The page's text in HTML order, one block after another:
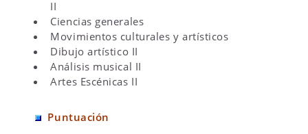
II
Ciencias generales
Movimientos culturales y artísticos
Dibujo artístico II
Análisis musical II
Artes Escénicas II
Puntuación